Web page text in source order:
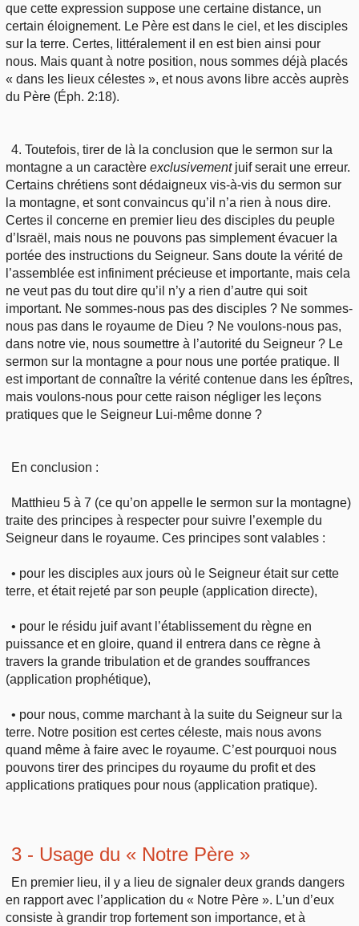
que cette expression suppose une certaine distance, un
certain éloignement. Le Père est dans le ciel, et les disciples
sur la terre. Certes, littéralement il en est bien ainsi pour
nous. Mais quant à notre position, nous sommes déjà placés
« dans les lieux célestes », et nous avons libre accès auprès
du Père (Éph. 2:18).
4. Toutefois, tirer de là la conclusion que le sermon sur la
montagne a un caractère exclusivementjuif serait une erreur.
Certains chrétiens sont dédaigneux vis-à-vis du sermon sur
la montagne, et sont convaincus qu’il n’a rien à nous dire.
Certes il concerne en premier lieu des disciples du peuple
d’Israël, mais nous ne pouvons pas simplement évacuer la
portée des instructions du Seigneur. Sans doute la vérité de
l’assemblée est infiniment précieuse et importante, mais cela
ne veut pas du tout dire qu’il n’y a rien d’autre qui soit
important. Ne sommes-nous pas des disciples ? Ne sommes-
nous pas dans le royaume de Dieu ? Ne voulons-nous pas,
dans notre vie, nous soumettre à l’autorité du Seigneur ? Le
sermon sur la montagne a pour nous une portée pratique. Il
est important de connaître la vérité contenue dans les épîtres,
mais voulons-nous pour cette raison négliger les leçons
pratiques que le Seigneur Lui-même donne ?
En conclusion :
Matthieu 5 à 7 (ce qu’on appelle le sermon sur la montagne)
traite des principes à respecter pour suivre l’exemple du
Seigneur dans le royaume. Ces principes sont valables :
• pour les disciples aux jours où le Seigneur était sur cette
terre, et était rejeté par son peuple (application directe),
• pour le résidu juif avant l’établissement du règne en
puissance et en gloire, quand il entrera dans ce règne à
travers la grande tribulation et de grandes souffrances
(application prophétique),
• pour nous, comme marchant à la suite du Seigneur sur la
terre. Notre position est certes céleste, mais nous avons
quand même à faire avec le royaume. C’est pourquoi nous
pouvons tirer des principes du royaume du profit et des
applications pratiques pour nous (application pratique).
3 - Usage du « Notre Père »
En premier lieu, il y a lieu de signaler deux grands dangers
en rapport avec l’application du « Notre Père ». L’un d’eux
consiste à grandir trop fortement son importance, et à